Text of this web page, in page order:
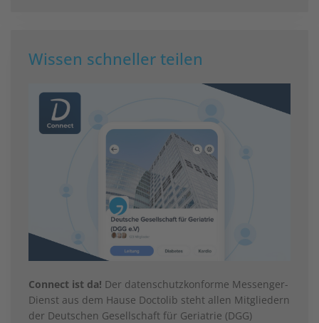
Wissen schneller teilen
Connect ist da! Der datenschutzkonforme Messenger-
Dienst aus dem Hause Doctolib steht allen Mitgliedern
der Deutschen Gesellschaft für Geriatrie (DGG)